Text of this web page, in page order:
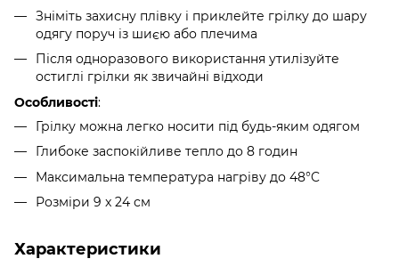
Зніміть захисну плівку і приклейте грілку до шару
одягу поруч із шиєю або плечима
Після одноразового використання утилізуйте
остиглі грілки як звичайні відходи
Особливості:
Грілку можна легко носити під будь-яким одягом
Глибоке заспокійливе тепло до 8 годин
Максимальна температура нагріву до 48°C
Розміри 9 x 24 см
Характеристики